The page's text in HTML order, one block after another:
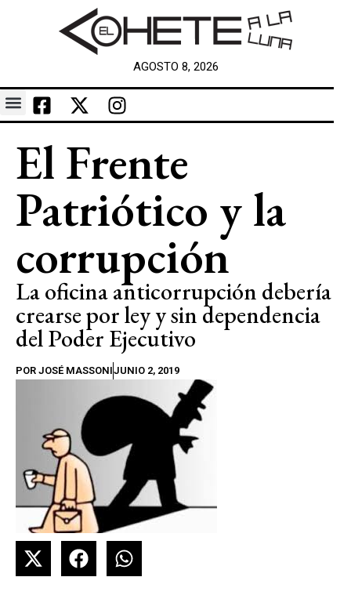
AGOSTO 8, 2026
El Frente
Patriótico y la
corrupción
La oficina anticorrupción debería
crearse por ley y sin dependencia
del Poder Ejecutivo
POR JOSÉ MASSONIJUNIO 2, 2019